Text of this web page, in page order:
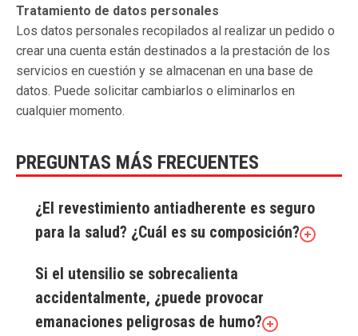
Tratamiento de datos personales
Los datos personales recopilados al realizar un pedido o
crear una cuenta están destinados a la prestación de los
servicios en cuestión y se almacenan en una base de
datos. Puede solicitar cambiarlos o eliminarlos en
cualquier momento.
PREGUNTAS MÁS FRECUENTES
¿El revestimiento antiadherente es seguro
para la salud? ¿Cuál es su composición?
Si el utensilio se sobrecalienta
accidentalmente, ¿puede provocar
emanaciones peligrosas de humo?